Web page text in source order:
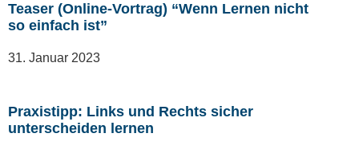
Teaser (Online-Vortrag) “Wenn Lernen nicht
so einfach ist”
31. Januar 2023
Praxistipp: Links und Rechts sicher
unterscheiden lernen